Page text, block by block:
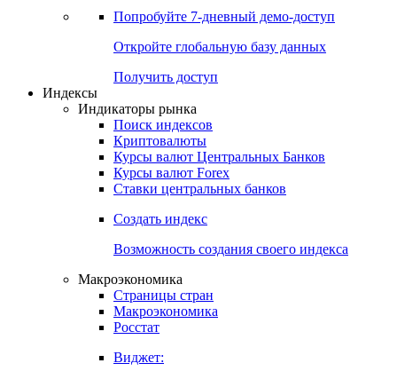
Попробуйте 7-дневный демо-доступ
Откройте глобальную базу данных
Получить доступ
Индексы
Индикаторы рынка
Поиск индексов
Криптовалюты
Курсы валют Центральных Банков
Курсы валют Forex
Ставки центральных банков
Создать индекс
Возможность создания своего индекса
Макроэкономика
Страницы стран
Макроэкономика
Росстат
Виджет: